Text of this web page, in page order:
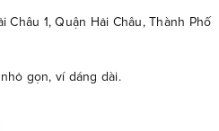
1, Quận Hải Châu, Thành Phố
gọn, ví dáng dài.